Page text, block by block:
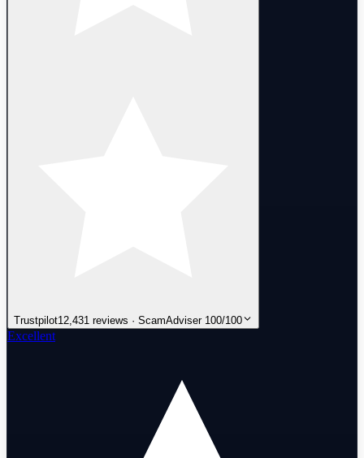
Trustpilot12,431 reviews · ScamAdviser 100/100
Excellent